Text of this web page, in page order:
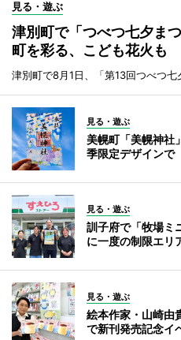
見る・遊ぶ
津別町で「つべつ七夕ま
町を彩る、こども花火も
津別町で8月1日、「第13回つべつ七
見る・遊ぶ
美幌町「美幌神
季限定デザインで
見る・遊ぶ
訓子府で「牧場
に一度の制限エリ
見る・遊ぶ
絵本作家・山崎由
で新刊発売記念イ